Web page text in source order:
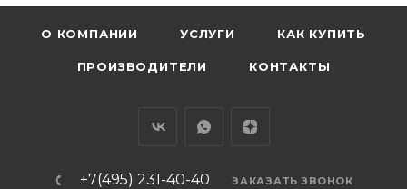
О КОМПАНИИ УСЛУГИ КАК КУПИТЬ
ПРОИЗВОДИТЕЛИ КОНТАКТЫ
+7(495) 231-40-40 ЗАКАЗАТЬ ЗВОНОК